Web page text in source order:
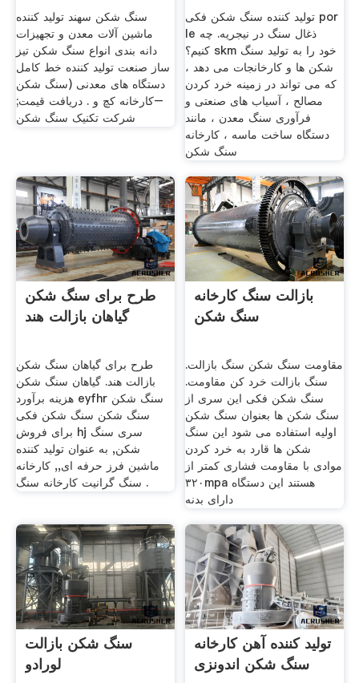
سنگ شکن سهند تولید کننده
ماشین آلات معدن و تجهیزات
دانه بندی انواع سنگ شکن تیز
ساز صنعت تولید کننده خط کامل
دستگاه های معدنی (سنگ شکن
–کارخانه کچ و . دریافت قیمت;
شرکت تکنیک سنگ شکن
تولید کننده سنگ شکن فکی por
le ذغال سنگ در نیجریه. چه
کنیم؟ skm خود را به تولید سنگ
شکن ها و کارخانجات می دهد ،
که می تواند در زمینه خرد کردن
مصالح ، آسیاب های صنعتی و
فرآوری سنگ معدن ، مانند
دستگاه ساخت ماسه ، کارخانه
سنگ شکن
طرح برای سنگ شکن
گیاهان بازالت هند
طرح برای گیاهان سنگ شکن
بازالت هند. گیاهان سنگ شکن
هزینه برآورد eyfhr سنگ شکن
سنگ شکن سنگ شکن فکی
برای فروش hj سری سنگ
شکن, به عنوان تولید کننده
ماشین فرز حرفه ای,, کارخانه
سنگ گرانیت کارخانه سنگ .
بازالت سنگ کارخانه
سنگ شکن
مقاومت سنگ شکن سنگ بازالت.
سنگ بازالت خرد کن مقاومت.
سنگ شکن فکی این سری از
سنگ شکن ها بعنوان سنگ شکن
اولیه استفاده می شود این سنگ
شکن ها قارد به خرد کردن
موادی با مقاومت فشاری کمتر از
۳۲۰mpa هستند این دستگاه
دارای بدنه
سنگ شکن بازالت
لورادو
تولید کننده آهن کارخانه
سنگ شکن اندونزی